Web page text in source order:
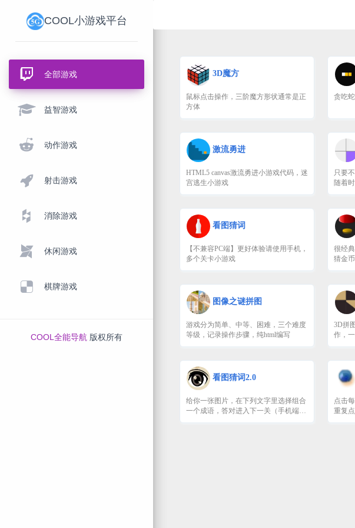
COOL小游戏平台
全部游戏
益智游戏
动作游戏
射击游戏
消除游戏
休闲游戏
棋牌游戏
COOL全能导航 版权所有